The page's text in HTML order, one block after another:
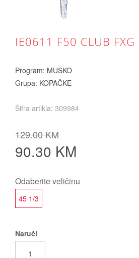
IE0611 F50 CLUB FXG
Program: MUŠKO
Grupa: KOPAČKE
Šifra artikla: 309984
129.00 KM
90.30 KM
Odaberite veličinu
45 1/3
Naruči